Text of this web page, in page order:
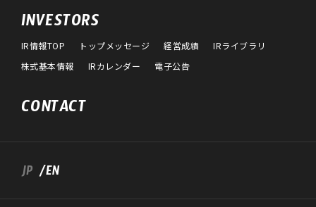
INVESTORS
IR情報TOP トップメッセージ 経営成績
IRライブラリ
株式基本情報
IRカレンダー 電子公告
CONTACT
JP /EN